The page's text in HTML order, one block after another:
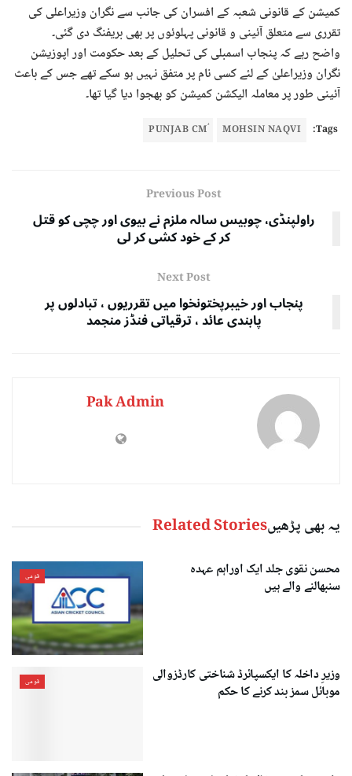
کمیشن کے قانونی شعبہ کے افسران کی جانب سے نگران وزیراعلی کی
تقرری سے متعلق آئینی و قانونی پہلوئوں پر بھی بریفنگ دی گئی۔
واضح رہے کہ پنجاب اسمبلی کی تحلیل کے بعد حکومت اور اپوزیشن
نگران وزیراعلیٰ کے لئے کسی نام پر متفق نہیں ہو سکے تھے جس کے باعث
آئینی طور پر معاملہ الیکشن کمیشن کو بھجوا دیا گیا تھا۔
Tags:
MOHSIN NAQVI ُPUNJAB CM
Previous Post
راولپنڈی، چوبیس سالہ ملزم نے بیوی اور چچی کو قتل
کر کے خود کشی کر لی
Next Post
پنجاب اور خیبرپختونخوا میں تقرریوں ، تبادلوں پر
پابندی عائد ، ترقیاتی فنڈز منجمد
Pak Admin
یہ بھی پڑھیںRelated Stories
قومی
محسن نقوی جلد ایک اوراہم عہدہ
سنبھالنے والے ہیں
قومی
وزیرِ داخلہ کا ایکسپائرڈ شناختی کارڈزوالی
موبائل سمز بند کرنے کا حکم